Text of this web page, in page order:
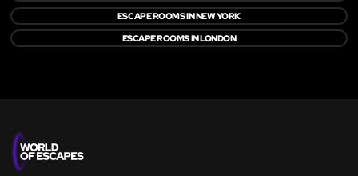
ESCAPE ROOMS IN NEW YORK
ESCAPE ROOMS IN LONDON